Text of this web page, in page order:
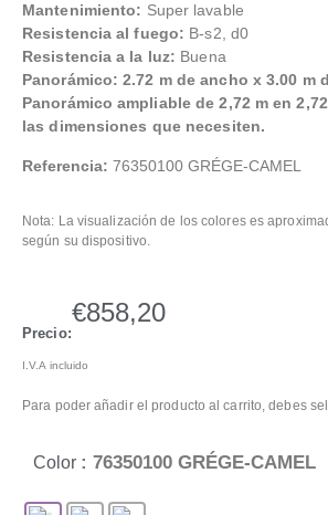
Mantenimiento: Super lavable
Resistencia al fuego: B-s2, d0
Resistencia a la luz: Buena
Panorámico: 2.72 m de ancho x 3.00 m
Panorámico ampliable de 2,72 m en
las dimensiones que necesiten.
Referencia: 76350100 GRÉGE-CAMEL
Nota: La visualización de los colores es
según su dispositivo.
Precio:
€858,20
I.V.A incluido
Para poder añadir el producto al carrito, debes
Color : 76350100 GRÉGE-CAMEL